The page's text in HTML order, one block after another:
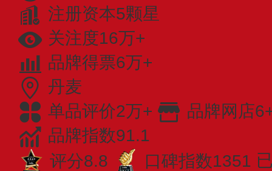
注册资本5颗星
关注度16万+
品牌得票6万+
丹麦
单品评价2万+
品牌网店
品牌指数91.1
评分8.8
口碑指数1351